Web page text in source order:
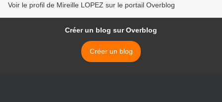
Voir le profil de Mireille LOPEZ sur le portail Overblog
Créer un blog sur Overblog
Créer un blog